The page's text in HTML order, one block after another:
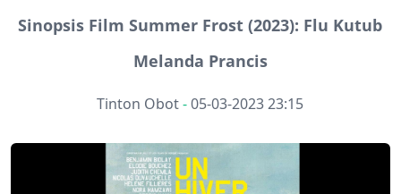
Sinopsis Film Summer Frost (2023): Flu Kutub
Melanda Prancis
Tinton Obot-05-03-2023 23:15